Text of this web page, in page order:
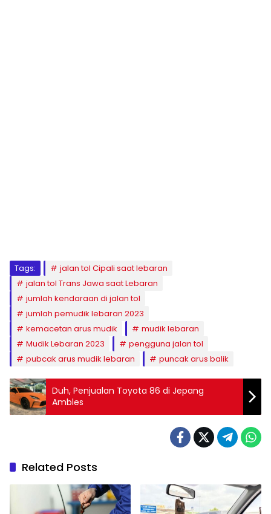
Tags:
jalan tol Cipali saat lebaran
jalan tol Trans Jawa saat Lebaran
jumlah kendaraan di jalan tol
jumlah pemudik lebaran 2023
kemacetan arus mudik
mudik lebaran
Mudik Lebaran 2023
pengguna jalan tol
pubcak arus mudik lebaran
puncak arus balik
Duh, Penjualan Toyota 86 di Jepang
Ambles
Related Posts